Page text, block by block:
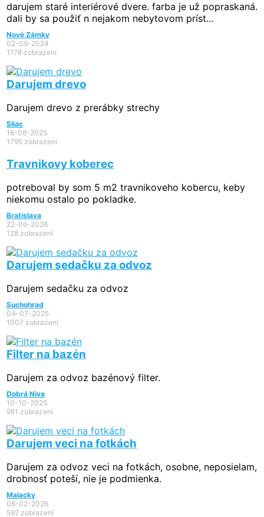
darujem staré interiérové dvere. farba je už popraskaná.
dali by sa použiť n nejakom nebytovom príst...
Nové Zámky
02-09-2024
1178 zobrazení
Darujem drevo
Darujem drevo z prerábky strechy
Sliac
18-08-2025
1795 zobrazení
Travnikovy koberec
potreboval by som 5 m2 travnikoveho kobercu, keby
niekomu ostalo po pokladke.
Bratislava
22-06-2026
128 zobrazení
Darujem sedačku za odvoz
Darujem sedačku za odvoz
Suchohrad
04-07-2025
1007 zobrazení
Filter na bazén
Darujem za odvoz bazénový filter.
Dobrá Niva
10-10-2025
981 zobrazení
Darujem veci na fotkách
Darujem za odvoz veci na fotkách, osobne, neposielam,
drobnosť poteší, nie je podmienka.
Malacky
06-02-2026
592 zobrazení